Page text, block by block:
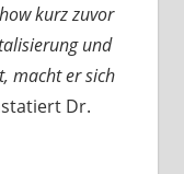
kurz zuvor
und
macht er sich
Dr.